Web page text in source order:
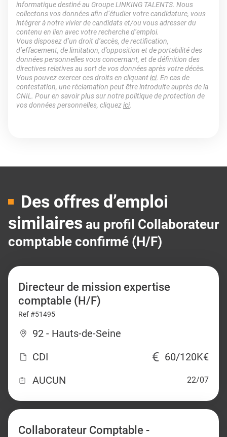
informatique destiné au Groupe LINKING TALENTS. Nous
collectons vos données afin d’étudier votre candidature, vous
intégrer à notre vivier de candidats et/ou vous adresser du
contenu en lien avec votre recherche d’emploi.
Vous disposez d’un droit d’accès, de rectification,
d’effacement, de limitation, d’opposition et de portabilité des
données personnelles vous concernant, et de définition des
directives relatives au sort de vos données après votre décès.
Vous pouvez exercer ces droits en cliquantici. En cas de
contestation, une réclamation peut être introduite auprès de la
CNIL. Pour en savoir plus sur notre politique de protection de
vos données personnelles, cliquezici.
Des offres d’emploi
similaires au profil Collaborateur
comptable confirmé (H/F)
Directeur de mission expertise
comptable (H/F)
Ref #51495
92 - Hauts-de-Seine
CDI
60/120K€
AUCUN
22/07
Collaborateur Comptable -